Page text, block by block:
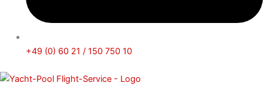
+49 (0) 60 21 / 150 750 10